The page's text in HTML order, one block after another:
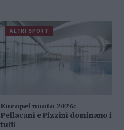
ALTRI SPORT
Europei nuoto 2026:
Pellacani e Pizzini dominano i
tuffi